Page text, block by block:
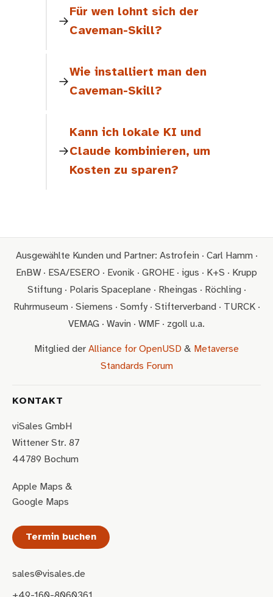
Für wen lohnt sich der
Caveman-Skill?
Wie installiert man den
Caveman-Skill?
Kann ich lokale KI und
Claude kombinieren, um
Kosten zu sparen?
Ausgewählte Kunden und Partner: Astrofein · Carl Hamm ·
EnBW · ESA/ESERO · Evonik · GROHE · igus · K+S · Krupp
Stiftung · Polaris Spaceplane · Rheingas · Röchling ·
Ruhrmuseum · Siemens · Somfy · Stifterverband · TURCK ·
VEMAG · Wavin · WMF · zgoll u.a.
Mitglied der Alliance for OpenUSD & Metaverse
Standards Forum
KONTAKT
viSales GmbH
Wittener Str. 87
44789 Bochum
Apple Maps &
Google Maps
Termin buchen
sales@visales.de